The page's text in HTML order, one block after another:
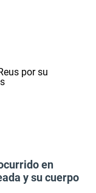
en
y su cuerpo